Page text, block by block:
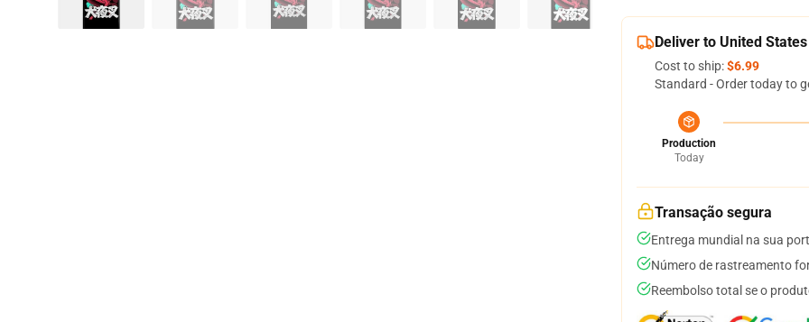
Deliver to United States
Cost to ship:$6.99
Standard - Order today to
Production
Today
Transação segura
Entrega mundial na sua
Número de rastreamento
Reembolso total se o